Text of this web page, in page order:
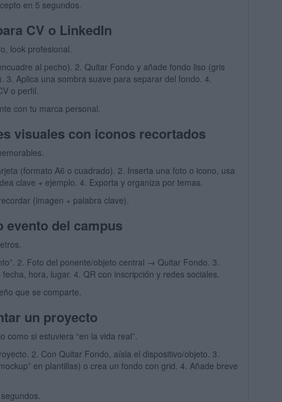
en 5 segundos.
CV o LinkedIn
look profesional.
al pecho). 2. Quitar Fondo y añade fondo liso (gris
3. Aplica una sombra suave para separar del fondo. 4.
o perfil.
con tu marca personal.
visuales con iconos recortados
(formato A6 o cuadrado). 2. Inserta una foto o icono, usa
clave + ejemplo. 4. Exporta y organiza por temas.
(imagen + palabra clave).
evento del campus
2. Foto del ponente/objeto central → Quitar Fondo. 3.
hora, lugar. 4. QR con inscripción y redes sociales.
que se comparte.
un proyecto
como si estuviera “en la vida real”.
2. Con Quitar Fondo, aísla el dispositivo/objeto. 3.
en plantillas) o crea un fondo con grid. 4. Añade breve